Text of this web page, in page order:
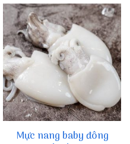
Mực nang baby đông